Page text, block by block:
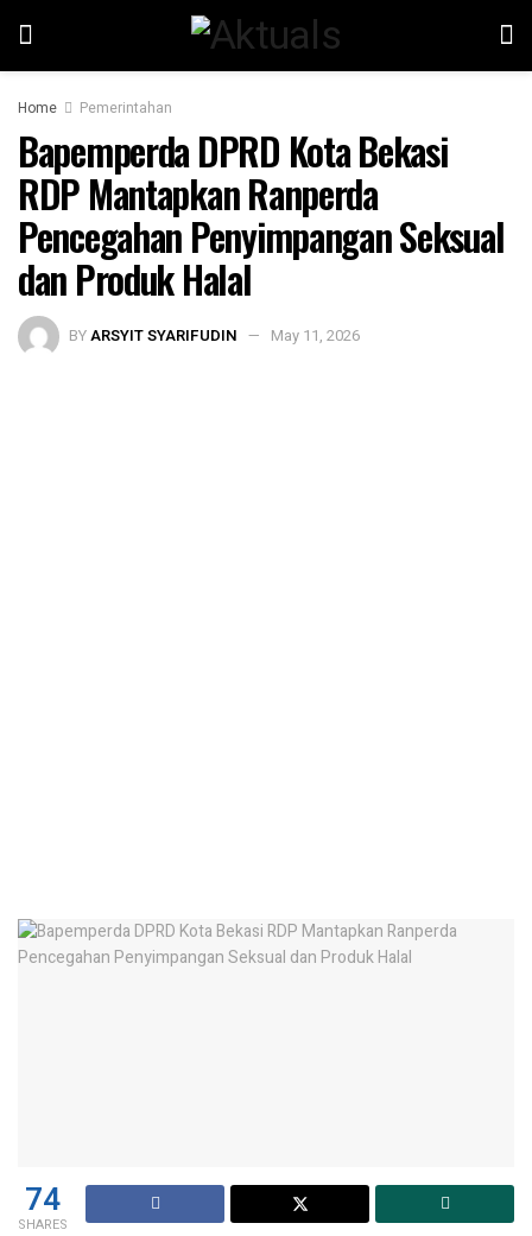
Home Pemerintahan
Bapemperda DPRD Kota Bekasi
RDP Mantapkan Ranperda
Pencegahan Penyimpangan Seksual
dan Produk Halal
BYARSYIT SYARIFUDIN May 11, 2026
74
SHARES